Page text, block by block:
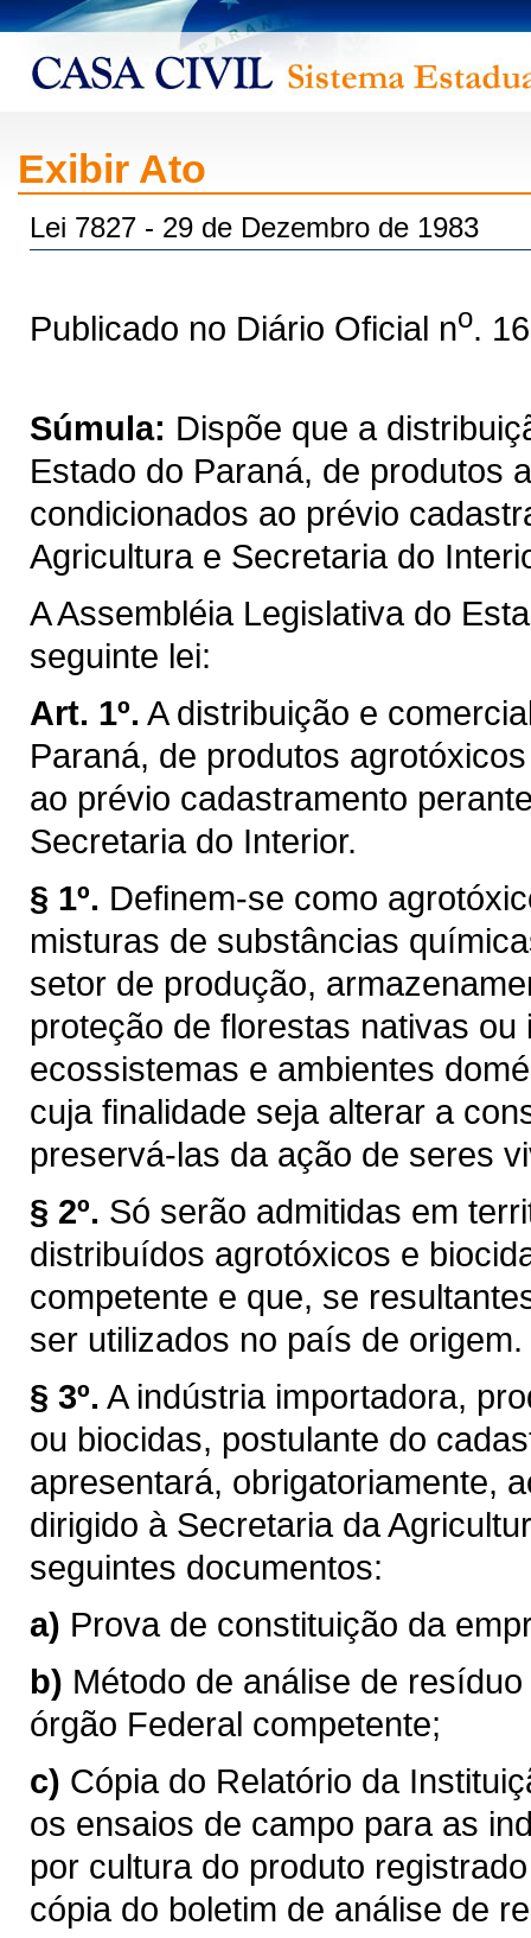
Exibir Ato
Lei 7827 - 29 de Dezembro de 1983
Publicado no Diário Oficial no.
Súmula: Dispõe que a
Estado do Paraná, de produtos
condicionados ao prévio
Agricultura e Secretaria do
A Assembléia Legislativa do
seguinte lei:
Art. 1º. A distribuição e
Paraná, de produtos
ao prévio cadastramento
Secretaria do Interior.
§ 1º. Definem-se como
misturas de substâncias
setor de produção,
proteção de florestas nativas
ecossistemas e ambientes
cuja finalidade seja alterar a
preservá-las da ação de seres
§ 2º. Só serão admitidas em
distribuídos agrotóxicos e
competente e que, se
ser utilizados no país de origem.
§ 3º. A indústria importadora,
ou biocidas, postulante do
apresentará, obrigatoriamente,
dirigido à Secretaria da
seguintes documentos:
a) Prova de constituição da
b) Método de análise de
órgão Federal competente;
c) Cópia do Relatório da
os ensaios de campo para as
por cultura do produto
cópia do boletim de análise de